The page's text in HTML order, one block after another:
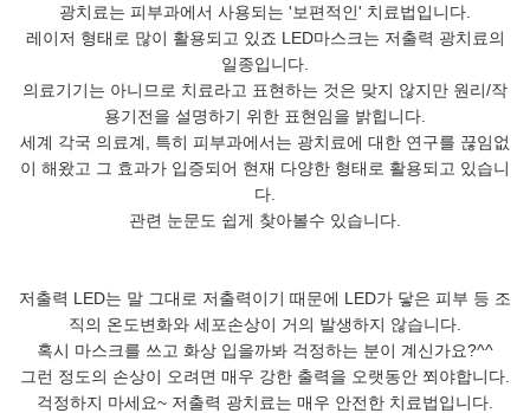
광치료는 피부과에서 사용되는 '보편적인' 치료법입니다.
레이저 형태로 많이 활용되고 있죠 LED마스크는 저출력 광치료의
일종입니다.
의료기기는 아니므로 치료라고 표현하는 것은 맞지 않지만 원리/작
용기전을 설명하기 위한 표현임을 밝힙니다.
세계 각국 의료계, 특히 피부과에서는 광치료에 대한 연구를 끊임없
이 해왔고 그 효과가 입증되어 현재 다양한 형태로 활용되고 있습니
다.
관련 눈문도 쉽게 찾아볼수 있습니다.
저출력 LED는 말 그대로 저출력이기 때문에 LED가 닿은 피부 등 조
직의 온도변화와 세포손상이 거의 발생하지 않습니다.
혹시 마스크를 쓰고 화상 입을까봐 걱정하는 분이 계신가요?^^
그런 정도의 손상이 오려면 매우 강한 출력을 오랫동안 쬐야합니다.
걱정하지 마세요~ 저출력 광치료는 매우 안전한 치료법입니다.